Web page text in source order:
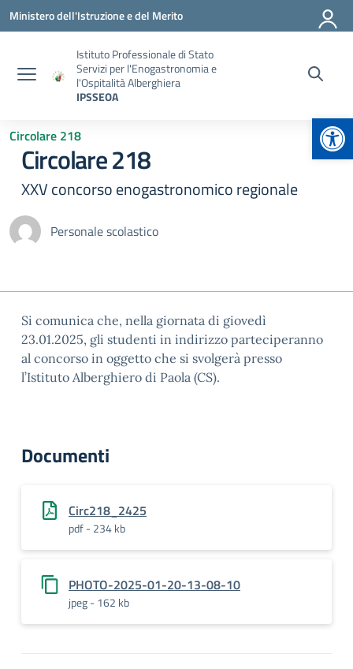
Vai ai contenuti
Vai al menu di navigazione
Vai al footer
Ministero dell'Istruzione e del Merito
Istituto Professionale di Stato
Servizi per l'Enogastronomia e
l'Ospitalità Alberghiera
IPSSEOA
Circolare 218
Circolare 218
XXV concorso enogastronomico regionale
Personale scolastico
Si comunica che, nella giornata di giovedì
23.01.2025, gli studenti in indirizzo parteciperanno
al concorso in oggetto che si svolgerà presso
l’Istituto Alberghiero di Paola (CS).
Documenti
Circ218_2425
pdf - 234 kb
PHOTO-2025-01-20-13-08-10
jpeg - 162 kb